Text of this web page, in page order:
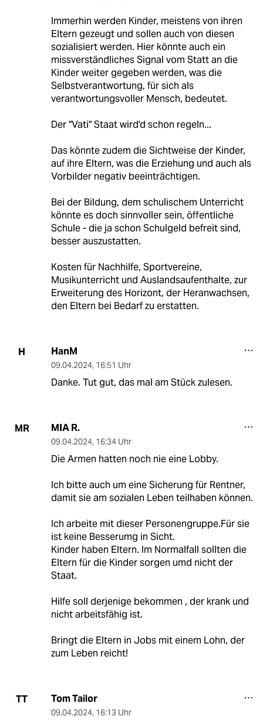
Immerhin werden Kinder, meistens von ihren
Eltern gezeugt und sollen auch von diesen
sozialisiert werden. Hier könnte auch ein
missverständliches Signal vom Statt an die
Kinder weiter gegeben werden, was die
Selbstverantwortung, für sich als
verantwortungsvoller Mensch, bedeutet.
Der "Vati" Staat wird'd schon regeln...
Das könnte zudem die Sichtweise der Kinder,
auf ihre Eltern, was die Erziehung und auch als
Vorbilder negativ beeinträchtigen.
Bei der Bildung, dem schulischem Unterricht
könnte es doch sinnvoller sein, öffentliche
Schule - die ja schon Schulgeld befreit sind,
besser auszustatten.
Kosten für Nachhilfe, Sportvereine,
Musikunterricht und Auslandsaufenthalte, zur
Erweiterung des Horizont, der Heranwachsen,
den Eltern bei Bedarf zu erstatten.
H HanM
09.04.2024, 16:51 Uhr
Danke. Tut gut, das mal am Stück zulesen.
MR MIA R.
09.04.2024, 16:34 Uhr
Die Armen hatten noch nie eine Lobby.
Ich bitte auch um eine Sicherung für Rentner,
damit sie am sozialen Leben teilhaben können.
Ich arbeite mit dieser Personengruppe.Für sie
ist keine Besserumg in Sicht.
Kinder haben Eltern. Im Normalfall sollten die
Eltern für die Kinder sorgen umd nicht der
Staat.
Hilfe soll derjenige bekommen , der krank und
nicht arbeitsfähig ist.
Bringt die Eltern in Jobs mit einem Lohn, der
zum Leben reicht!
TT Tom Tailor
09.04.2024, 16:13 Uhr